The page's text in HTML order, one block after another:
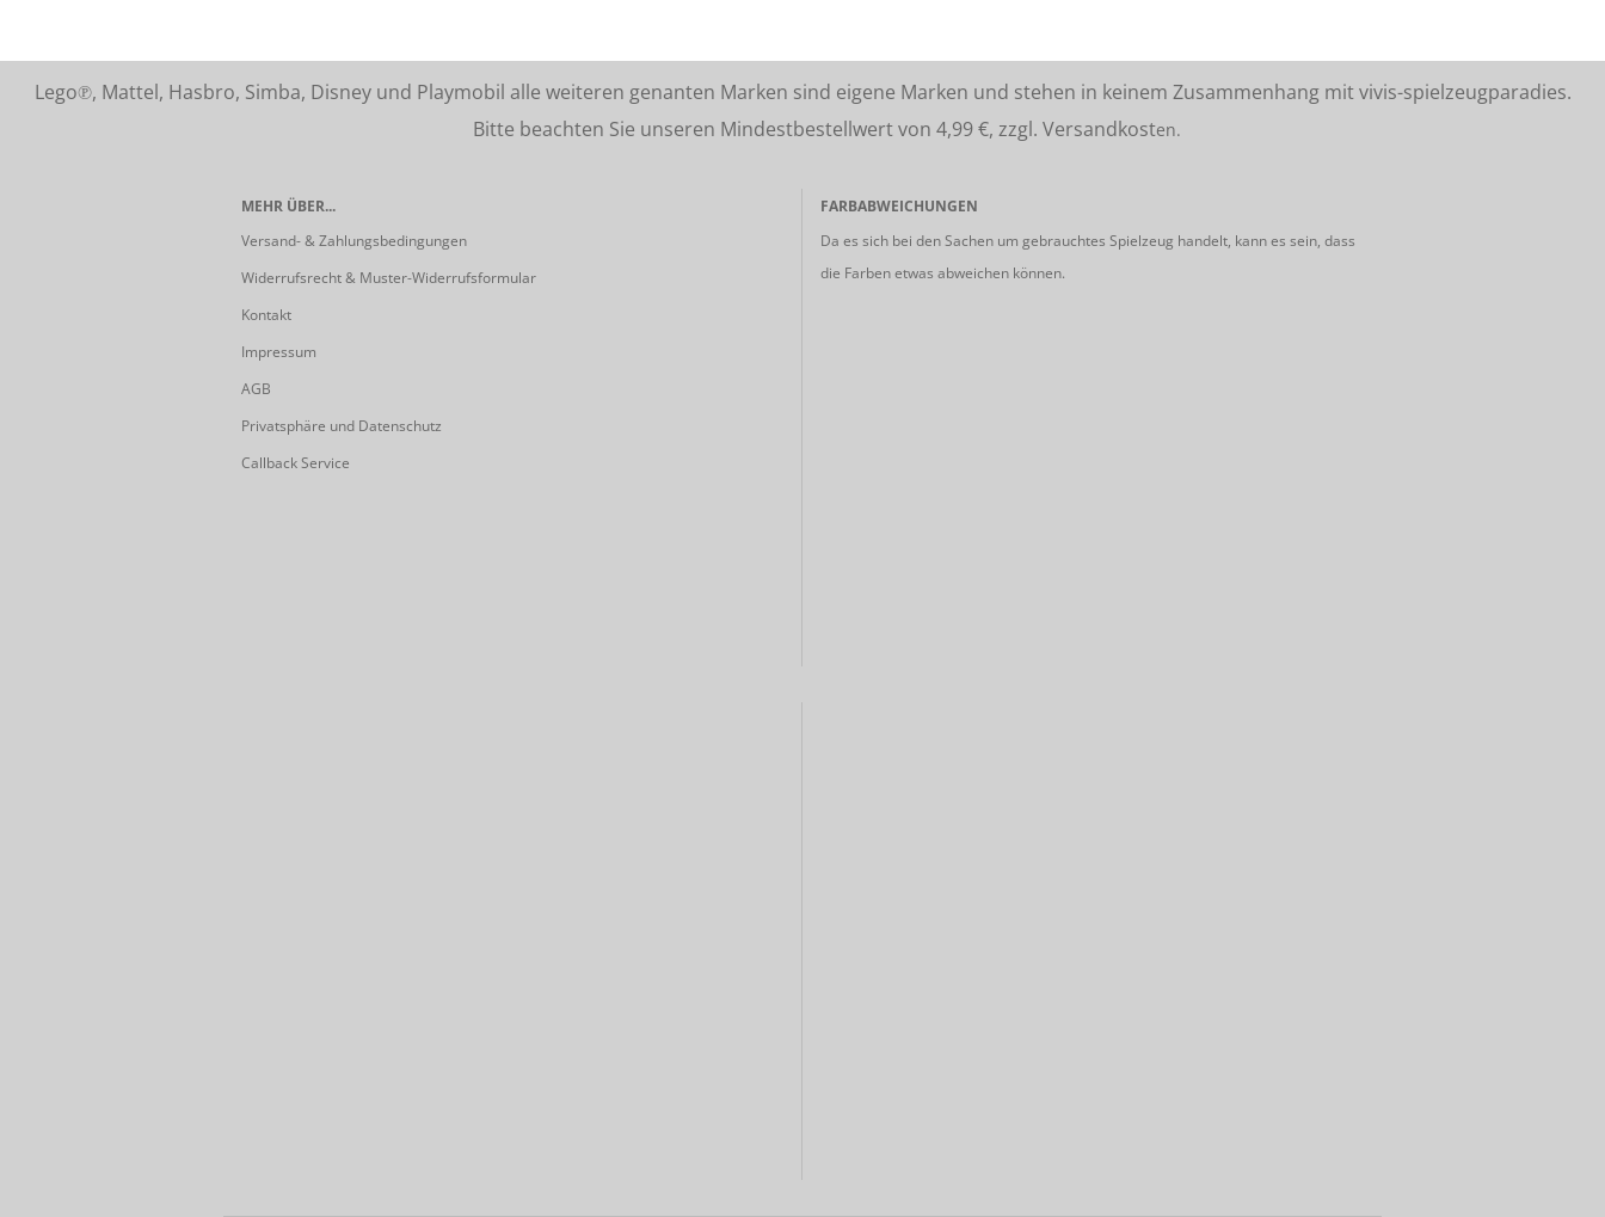
Lego℗, Mattel, Hasbro, Simba, Disney und Playmobil alle weiteren genanten Marken sind eigene Marken und stehen in keinem Zusammenhang mit vivis-spielzeugparadies.
Bitte beachten Sie unseren Mindestbestellwert von 4,99 €, zzgl. Versandkosten.
MEHR ÜBER...
Versand- & Zahlungsbedingungen
Widerrufsrecht & Muster-Widerrufsformular
Kontakt
Impressum
AGB
Privatsphäre und Datenschutz
Callback Service
FARBABWEICHUNGEN
Da es sich bei den Sachen um gebrauchtes Spielzeug handelt, kann es sein, dass
die Farben etwas abweichen können.